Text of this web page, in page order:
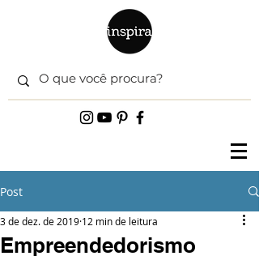
Post
Empreendedorismo
3 de dez. de 2019 12 min de leitura